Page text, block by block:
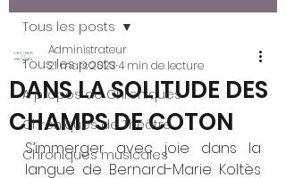
Tous les posts
A propos de Chroniques
Chroniques de Théâtre
Chroniques musicales
Tous les posts
DANS LA SOLITUDE DES
CHAMPS DE COTON
Administrateur
21 mars 20234 min de lecture
S’immerger avec joie dans la
langue de Bernard-Marie Koltès